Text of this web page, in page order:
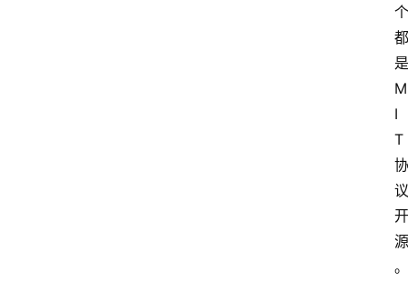
个
都
是
M
I
T
协
议
开
源
。